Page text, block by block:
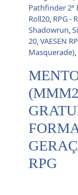
Pathfinder 2ª
Roll20, RPG -
Shadowrun,
20,VAESEN
Masquerade),
RPG